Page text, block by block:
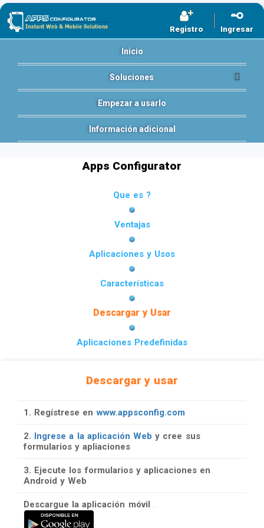
Registro Ingresar
Inicio
Soluciones
Empezar a usarlo
Información adicional
Apps Configurator
Que es ?
Ventajas
Aplicaciones y Usos
Características
Descargar y Usar
Aplicaciones Predefinidas
Descargar y usar
1. Regístrese enwww.appsconfig.com
2. Ingrese a la aplicación Weby cree sus
formularios y apliaciones
3. Ejecute los formularios y aplicaciones en
Android y Web
Descargue la aplicación móvil .